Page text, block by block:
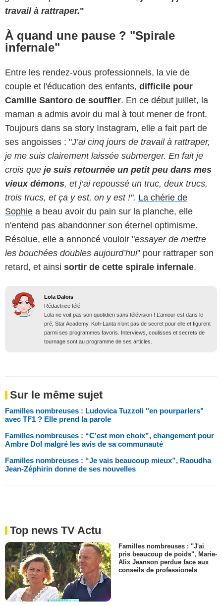
travail à rattraper."
À quand une pause ? "Spirale
infernale"
Entre les rendez-vous professionnels, la vie de
couple et l'éducation des enfants, difficile pour
Camille Santoro de souffler. En ce début juillet, la
maman a admis avoir du mal à tout mener de front.
Toujours dans sa story Instagram, elle a fait part de
ses angoisses : "J’ai cinq jours de travail à rattraper,
je me suis clairement laissée submerger. En fait je
crois que je suis retournée un petit peu dans mes
vieux démons, et j’ai repoussé un truc, deux trucs,
trois trucs, et ça y est, on y est !". La chérie de
Sophie a beau avoir du pain sur la planche, elle
n'entend pas abandonner son éternel optimisme.
Résolue, elle a annoncé vouloir "essayer de mettre
les bouchées doubles aujourd’hui" pour rattraper son
retard, et ainsi sortir de cette spirale infernale.
Lola Dalois
Rédactrice télé
Lola ne voit pas son quotidien sans télévision ! L’amour est dans le
pré, Star Academy, Koh-Lanta n’ont pas de secret pour elle et figurent
parmi ses programmes favoris. Interviews, coulisses et secrets de
tournage sont au programme de ses articles.
Sur le même sujet
Familles nombreuses : Ludovica Tuzzoli "en pourparlers"
avec TF1 ? Elle prend la parole
Familles nombreuses : “C’est mon choix”, changement pour
Ambre Dol malgré les avis de sa communauté
Familles nombreuses : “Je vais beaucoup mieux”, Raoudha
Jean-Zéphirin donne de ses nouvelles
Top news TV Actu
Familles nombreuses : "J'ai
pris beaucoup de poids", Marie-
Alix Jeanson perdue face aux
conseils de professionels